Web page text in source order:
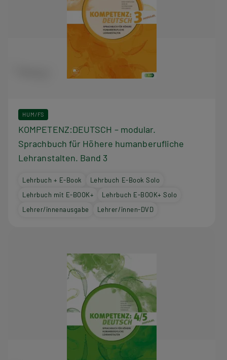
HUM/FS
KOMPETENZ:DEUTSCH – modular.
Sprachbuch für Höhere humanberufliche
Lehranstalten. Band 3
Lehrbuch + E-Book
Lehrbuch E-Book Solo
Lehrbuch mit E-BOOK+
Lehrbuch E-BOOK+ Solo
Lehrer/innenausgabe
Lehrer/innen-DVD